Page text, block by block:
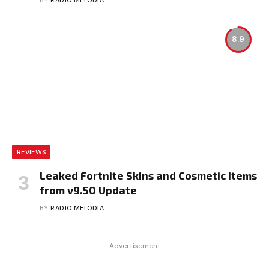
8.9
REVIEWS
Leaked Fortnite Skins and Cosmetic Items
from v9.50 Update
BY RADIO MELODIA
Advertisement